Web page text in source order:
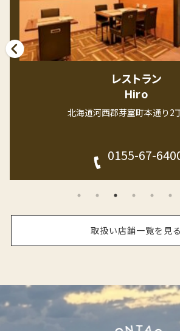
レストラン
Hiro
北海道河西郡芽室町本通り2
0155-67-
取扱い店舗一覧を見る